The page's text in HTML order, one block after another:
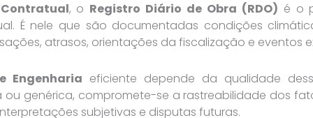
, o Registro Diário de Obra (RDO) é o
É nele que são documentadas condições
atrasos, orientações da fiscalização e eventos
Engenharia eficiente depende da qualidade
genérica, compromete-se a rastreabilidade dos
subjetivas e disputas futuras.